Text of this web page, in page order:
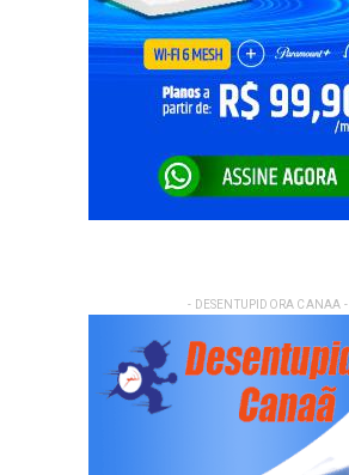
- DESENTUPIDORA CANAA -